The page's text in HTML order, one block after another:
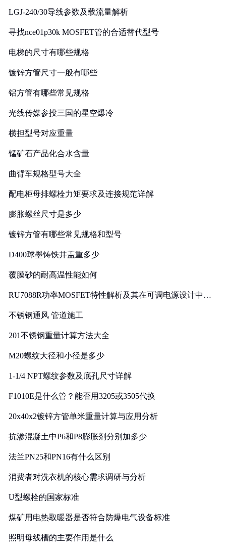
LGJ-240/30导线参数及载流量解析
寻找nce01p30k MOSFET管的合适替代型号
电梯的尺寸有哪些规格
镀锌方管尺寸一般有哪些
铝方管有哪些常见规格
光线传媒参投三国的星空爆冷
横担型号对应重量
锰矿石产品化合水含量
曲臂车规格型号大全
配电柜母排螺栓力矩要求及连接规范详解
膨胀螺丝尺寸是多少
镀锌方管有哪些常见规格和型号
D400球墨铸铁井盖重多少
覆膜砂的耐高温性能如何
RU7088R功率MOSFET特性解析及其在可调电源设计中的
不锈钢通风 管道施工
201不锈钢重量计算方法大全
M20螺纹大径和小径是多少
1-1/4 NPT螺纹参数及底孔尺寸详解
F1010E是什么管？能否用3205或3505代换
20x40x2镀锌方管单米重量计算与应用分析
抗渗混凝土中P6和P8膨胀剂分别加多少
法兰PN25和PN16有什么区别
消费者对洗衣机的核心需求调研与分析
U型螺栓的国家标准
煤矿用电热取暖器是否符合防爆电气设备标准
照明母线槽的主要作用是什么